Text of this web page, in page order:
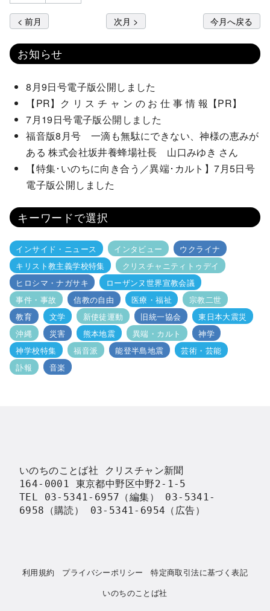
< 前月 次月 > 今月へ戻る
お知らせ
8月9日号電子版公開しました
【PR】ク リ ス チ ャ ン の お 仕 事 情 報【PR】
7月19日号電子版公開しました
福音版8月号 一滴も無駄にできない、神様の恵みが
ある 株式会社坂井養蜂場社長 山口みゆき さん
【特集･いのちに向き合う／異端･カルト】7月5日号
電子版公開しました
キーワードで選択
インサイド・ニュース インタビュー
ウクライナ
キリスト教主義学校特集
クリスチャニティトゥデイ
ヒロシマ・ナガサキ
ローザンヌ世界宣教会議
事件・事故
信教の自由 医療・福祉
宗教二世
教育
文学 新使徒運動 旧統一協会
東日本大震災
沖縄
災害 熊本地震 異端・カルト
神学
神学校特集
福音派 能登半島地震
芸術・芸能
訃報
音楽
いのちのことば社 クリスチャン新聞
164-0001 東京都中野区中野2-1-5
TEL 03-5341-6957（編集） 03-5341-
6958（購読） 03-5341-6954（広告）
利用規約 プライバシーポリシー
特定商取引法に基づく表記
いのちのことば社